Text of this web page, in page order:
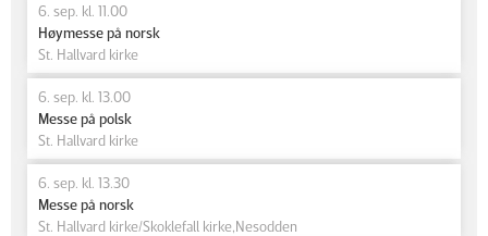
6. sep. kl. 11.00
Høymesse på norsk
St. Hallvard kirke
6. sep. kl. 13.00
Messe på polsk
St. Hallvard kirke
6. sep. kl. 13.30
Messe på norsk
St. Hallvard kirke/Skoklefall kirke,Nesodden